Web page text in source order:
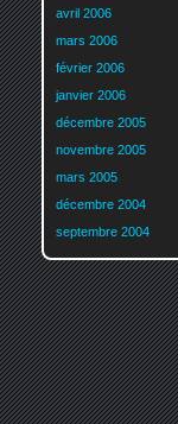
avril 2006
mars 2006
février 2006
janvier 2006
décembre 2005
novembre 2005
mars 2005
décembre 2004
septembre 2004